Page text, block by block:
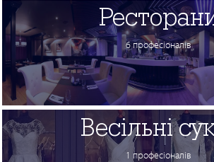
6 професіоналів
Весільні
1 професіоналів